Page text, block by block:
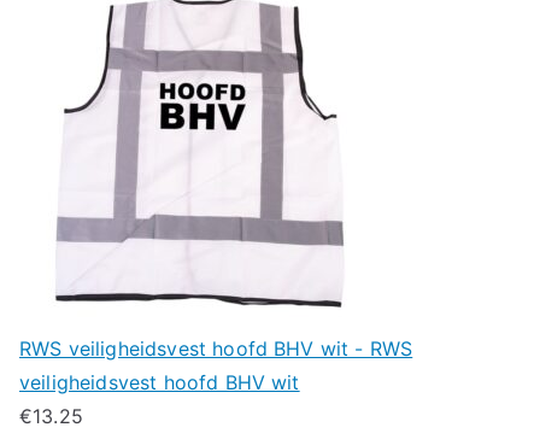
RWS veiligheidsvest hoofd BHV wit - RWS
veiligheidsvest hoofd BHV wit
€13.25